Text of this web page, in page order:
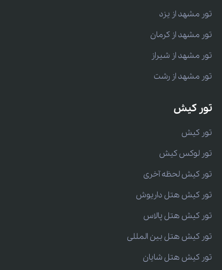
تور مشهد از یزد
تور مشهد از کرمان
تور مشهد از شیراز
تور مشهد از رشت
تور کیش
تور کیش
تور لوکس کیش
تور کیش لحظه آخری
تور کیش هتل داریوش
تور کیش هتل پالاس
تور کیش هتل بین المللی
تور کیش هتل شایان